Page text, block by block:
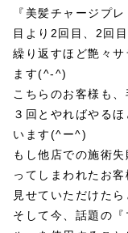
『美髪チャージプ
目より2回目、2回
繰り返すほど艶々
ます(^-^)
こちらのお客様も、
３回とやればやる
います(^ー^)
もし他店での施術
ってしまわれたお
見せていただけた
そして今、話題の